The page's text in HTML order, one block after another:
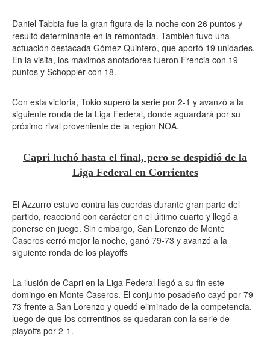
Daniel Tabbia fue la gran figura de la noche con 26 puntos y
resultó determinante en la remontada. También tuvo una
actuación destacada Gómez Quintero, que aportó 19 unidades.
En la visita, los máximos anotadores fueron Frencia con 19
puntos y Schoppler con 18.
Con esta victoria, Tokio superó la serie por 2-1 y avanzó a la
siguiente ronda de la Liga Federal, donde aguardará por su
próximo rival proveniente de la región NOA.
Capri luchó hasta el final, pero se despidió de la
Liga Federal en Corrientes
El Azzurro estuvo contra las cuerdas durante gran parte del
partido, reaccionó con carácter en el último cuarto y llegó a
ponerse en juego. Sin embargo, San Lorenzo de Monte
Caseros cerró mejor la noche, ganó 79-73 y avanzó a la
siguiente ronda de los playoffs
La ilusión de Capri en la Liga Federal llegó a su fin este
domingo en Monte Caseros. El conjunto posadeño cayó por 79-
73 frente a San Lorenzo y quedó eliminado de la competencia,
luego de que los correntinos se quedaran con la serie de
playoffs por 2-1.